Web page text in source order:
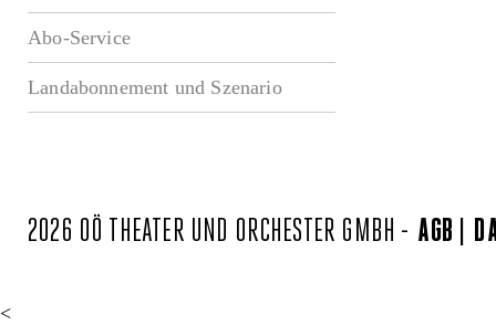
Abo-Service
Landabonnement und Szenario
2026 OÖ THEATER UND ORCHESTER GMBH - AGB
<